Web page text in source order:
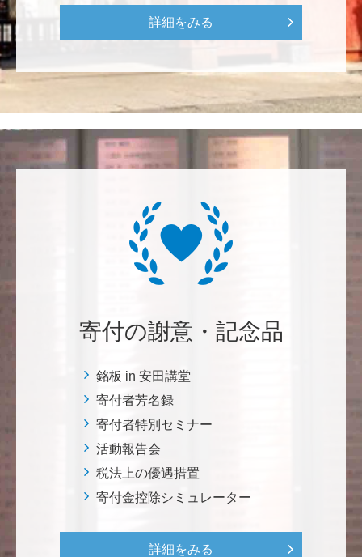
タ科学の力が発揮されるよう祈念して、支援いたしま
す。 <コンピュータサイエンス教育支援基金>
三好 弘晃
世界に貢献を！
対校戦勝利、インカレ優勝目指して頑張ってくださ
紺野 邦昭
解できるようになりました。パンフに出ている「重た
いドアの自動ドア化あるいは開閉しやすい折り戸化」
をはじめとして、身近なことでやらなければならない
ことはたくさんあると思います。お役に立てれば幸甚
です。 <障害のある学生や研究者の活躍応援基金>
さい。 <経済学研究科・経済学部支援基金>
詳細をみる
寄付の謝意・記念品
銘板 in 安田講堂
寄付者芳名録
寄付者特別セミナー
活動報告会
税法上の優遇措置
寄付金控除シミュレーター
詳細をみる